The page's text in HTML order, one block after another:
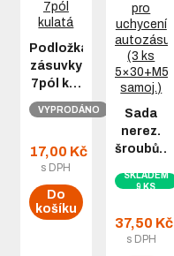
Podložka
zásuvky
7pól k…
VYPRODÁNO
17,00 Kč
s DPH
Do
košíku
Sada
nerez.
šroubů…
SKLADEM
9 KS
37,50 Kč
s DPH